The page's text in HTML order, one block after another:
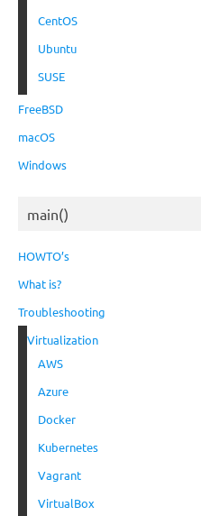
CentOS
Ubuntu
SUSE
FreeBSD
macOS
Windows
main()
HOWTO’s
What is?
Troubleshooting
Virtualization
AWS
Azure
Docker
Kubernetes
Vagrant
VirtualBox